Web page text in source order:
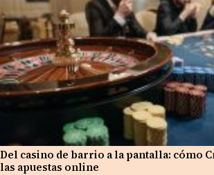
Del casino de barrio a la pantalla: cómo
las apuestas online